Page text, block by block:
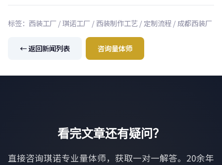
标签：西装工厂 / 琪诺工厂 / 西装制作工艺 / 定制流程 / 成都西装厂
← 返回新闻列表 咨询量体师
看完文章还有疑问？
直接咨询琪诺专业量体师，获取一对一解答。20余年